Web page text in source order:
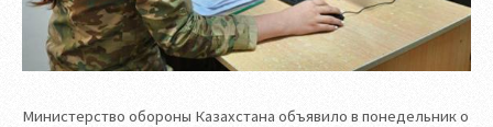
Министерство обороны Казахстана объявило в понедельник о